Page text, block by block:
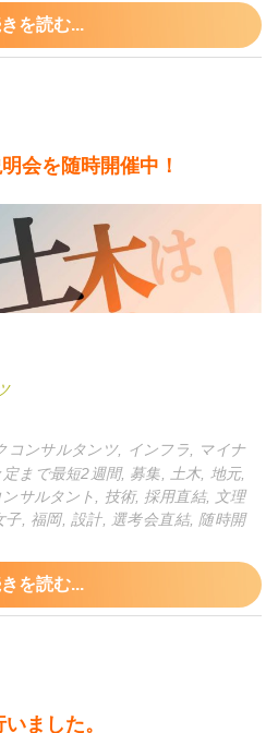
を読む...
会を随時開催中！
コンサルタンツ, インフラ, マイナ
定まで最短2週間, 募集 土木, 地元,
サルタント 技術, 採用直結, 文理
子, 福岡,設計, 選考会直結, 随時開
を読む...
ました。